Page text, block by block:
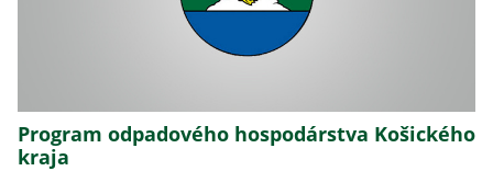
Program odpadového hospodárstva Košického
kraja